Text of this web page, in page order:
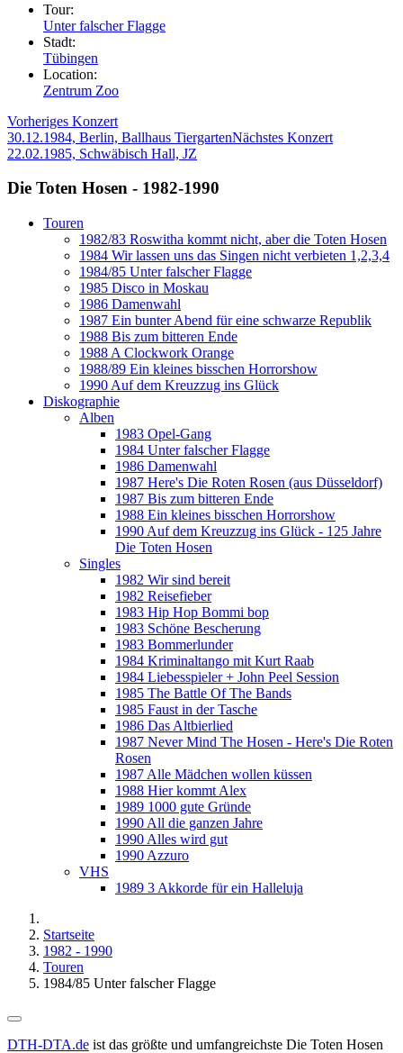
Tour:
Unter falscher Flagge
Stadt:
Tübingen
Location:
Zentrum Zoo
Vorheriges Konzert
30.12.1984, Berlin, Ballhaus TiergartenNächstes Konzert
22.02.1985, Schwäbisch Hall, JZ
Die Toten Hosen - 1982-1990
Touren
1982/83 Roswitha kommt nicht, aber die Toten Hosen
1984 Wir lassen uns das Singen nicht verbieten 1,2,3,4
1984/85 Unter falscher Flagge
1985 Disco in Moskau
1986 Damenwahl
1987 Ein bunter Abend für eine schwarze Republik
1988 Bis zum bitteren Ende
1988 A Clockwork Orange
1988/89 Ein kleines bisschen Horrorshow
1990 Auf dem Kreuzzug ins Glück
Diskographie
Alben
1983 Opel-Gang
1984 Unter falscher Flagge
1986 Damenwahl
1987 Here's Die Roten Rosen (aus Düsseldorf)
1987 Bis zum bitteren Ende
1988 Ein kleines bisschen Horrorshow
1990 Auf dem Kreuzzug ins Glück - 125 Jahre
Die Toten Hosen
Singles
1982 Wir sind bereit
1982 Reisefieber
1983 Hip Hop Bommi bop
1983 Schöne Bescherung
1983 Bommerlunder
1984 Kriminaltango mit Kurt Raab
1984 Liebesspieler + John Peel Session
1985 The Battle Of The Bands
1985 Faust in der Tasche
1986 Das Altbierlied
1987 Never Mind The Hosen - Here's Die Roten
Rosen
1987 Alle Mädchen wollen küssen
1988 Hier kommt Alex
1989 1000 gute Gründe
1990 All die ganzen Jahre
1990 Alles wird gut
1990 Azzuro
VHS
1989 3 Akkorde für ein Halleluja
Startseite
1982 - 1990
Touren
1984/85 Unter falscher Flagge
DTH-DTA.de ist das größte und umfangreichste Die Toten Hosen